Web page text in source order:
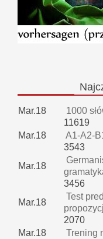
Mar.18
1000
11619
Mar.18
A1-A2-
3543
Mar.18
3456
Mar.18
Test
2070
Mar.18
Trening